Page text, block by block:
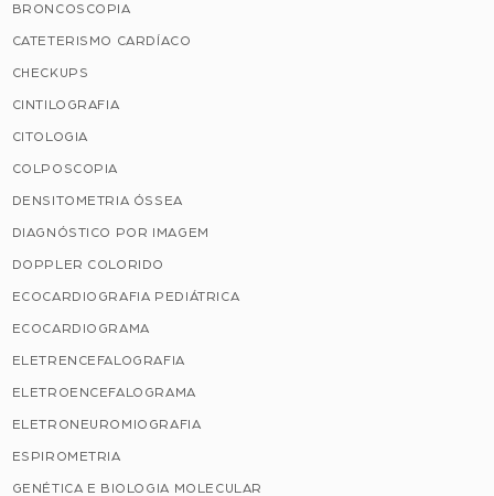
BRONCOSCOPIA
CATETERISMO CARDÍACO
CHECKUPS
CINTILOGRAFIA
CITOLOGIA
COLPOSCOPIA
DENSITOMETRIA ÓSSEA
DIAGNÓSTICO POR IMAGEM
DOPPLER COLORIDO
ECOCARDIOGRAFIA PEDIÁTRICA
ECOCARDIOGRAMA
ELETRENCEFALOGRAFIA
ELETROENCEFALOGRAMA
ELETRONEUROMIOGRAFIA
ESPIROMETRIA
GENÉTICA E BIOLOGIA MOLECULAR